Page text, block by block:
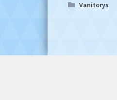
Vanitorys